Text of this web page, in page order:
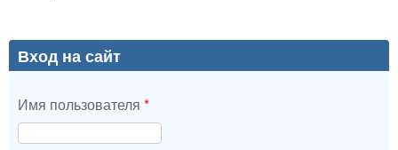
Вход на сайт
Имя пользователя *